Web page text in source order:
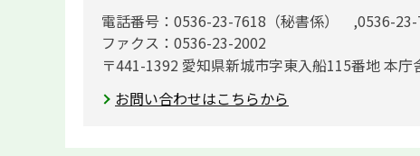
電話番号：0536-23-7618（秘書係） ,0536-
ファクス：0536-23-2002
〒441-1392 愛知県新城市字東入船115番地 本庁
お問い合わせはこちらから